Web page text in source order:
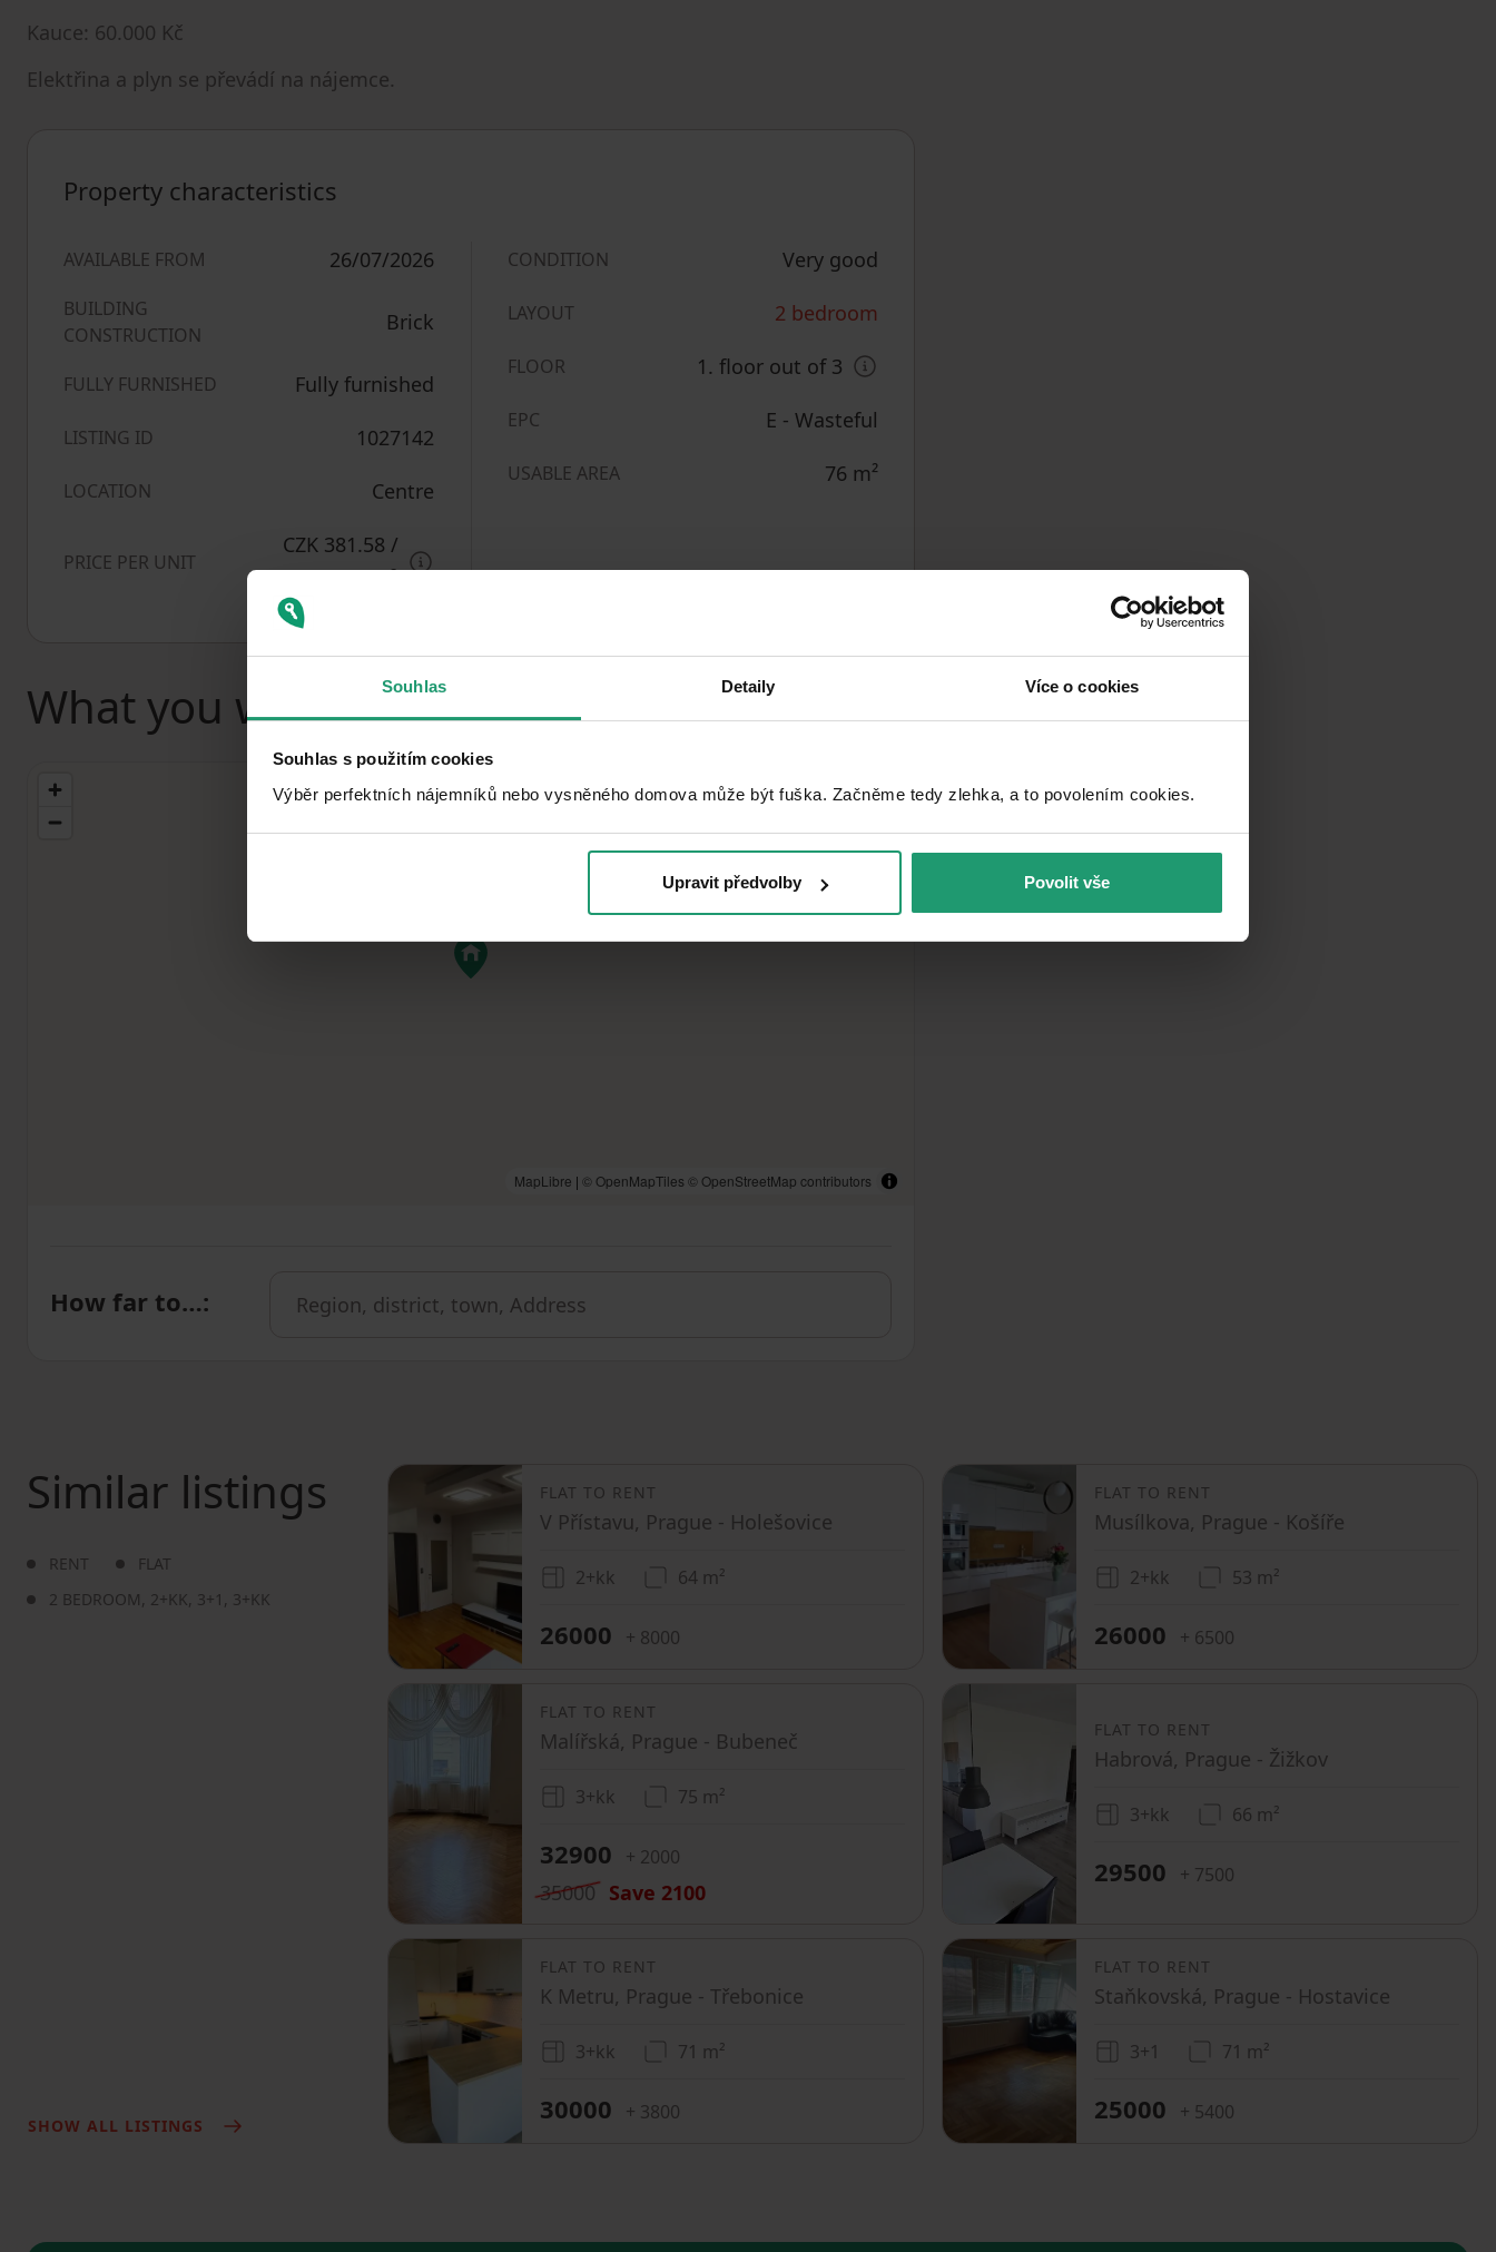
Souhlas Detaily Více o cookies
Souhlas s použitím cookies
Výběr perfektních nájemníků nebo vysněného domova může být fuška. Začněme tedy zlehka, a to povolením cookies.​
Upravit předvolby Povolit vše
Kauce: 60.000 Kč
Elektřina a plyn se převádí na nájemce.
Property characteristics
AVAILABLE FROM 26/07/2026
BUILDING
CONSTRUCTION
Brick
FULLY FURNISHED Fully furnished
LISTING ID 1027142
LOCATION Centre
PRICE PER UNIT
CZK 381.58 /
2
CONDITION Very good
LAYOUT 2 bedroom
FLOOR 1. floor out of 3
EPC E - Wasteful
USABLE AREA 76 m²
What you will find nearby
MapLibre | © OpenMapTiles © OpenStreetMap contributors
How far to…:
Similar listings
RENT
FLAT
2 BEDROOM, 2+KK, 3+1 , 3+KK
SHOW ALL LISTINGS
FLAT TO RENT
V Přístavu, Prague - Holešovice
2+kk 64 m²
26000 + 8000
FLAT TO RENT
Musílkova, Prague - Košíře
2+kk 53 m²
26000 + 6500
FLAT TO RENT
Malířská, Prague - Bubeneč
3+kk 75 m²
32900 + 2000
35000 Save 2100
FLAT TO RENT
Habrová, Prague - Žižkov
3+kk 66 m²
29500 + 7500
FLAT TO RENT
K Metru, Prague - Třebonice
3+kk 71 m²
30000 + 3800
FLAT TO RENT
Staňkovská, Prague - Hostavice
3+1 71 m²
25000 + 5400